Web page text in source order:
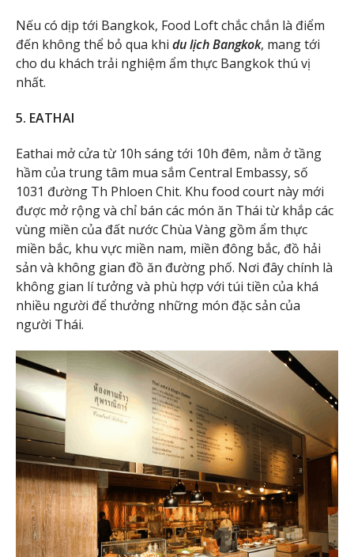
Nếu có dịp tới Bangkok, Food Loft chắc chắn là điểm
đến không thể bỏ qua khi du lịch Bangkok, mang tới
cho du khách trải nghiệm ẩm thực Bangkok thú vị
nhất.
5. EATHAI
Eathai mở cửa từ 10h sáng tới 10h đêm, nằm ở tầng
hầm của trung tâm mua sắm Central Embassy, số
1031 đường Th Phloen Chit. Khu food court này mới
được mở rộng và chỉ bán các món ăn Thái từ khắp các
vùng miền của đất nước Chùa Vàng gồm ẩm thực
miền bắc, khu vực miền nam, miền đông bắc, đồ hải
sản và không gian đồ ăn đường phố. Nơi đây chính là
không gian lí tưởng và phù hợp với túi tiền của khá
nhiều người để thưởng những món đặc sản của
người Thái.